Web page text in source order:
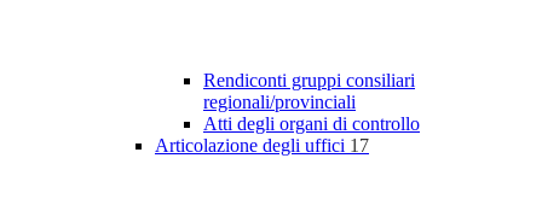
Rendiconti gruppi consiliari
regionali/provinciali
Atti degli organi di controllo
Articolazione degli uffici 17